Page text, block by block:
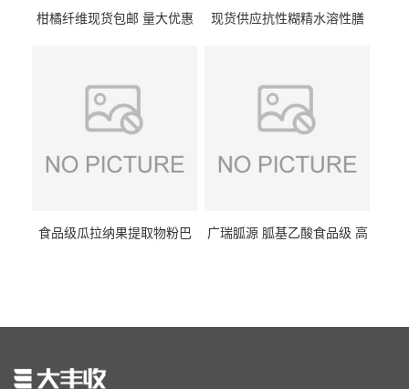
柑橘纤维现货包邮 量大优惠
现货供应抗性糊精水溶性膳
食品级瓜拉纳果提取物粉巴
广瑞胍源 胍基乙酸食品级 高